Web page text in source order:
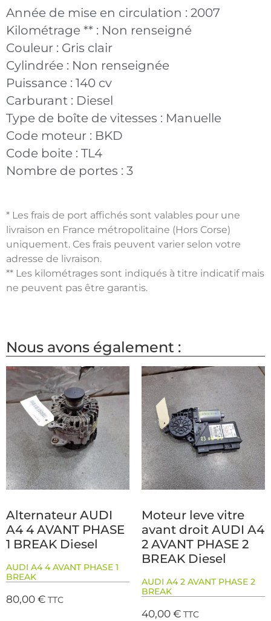
Année de mise en circulation : 2007
Kilométrage ** : Non renseigné
Couleur : Gris clair
Cylindrée : Non renseignée
Puissance : 140 cv
Carburant : Diesel
Type de boîte de vitesses : Manuelle
Code moteur : BKD
Code boite : TL4
Nombre de portes : 3
* Les frais de port affichés sont valables pour une
livraison en France métropolitaine (Hors Corse)
uniquement. Ces frais peuvent varier selon votre
adresse de livraison.
** Les kilométrages sont indiqués à titre indicatif mais
ne peuvent pas être garantis.
Nous avons également :
Alternateur AUDI
A4 4 AVANT PHASE
1 BREAK Diesel
AUDI A4 4 AVANT PHASE 1
BREAK
80,00€ TTC
Moteur leve vitre
avant droit AUDI A4
2 AVANT PHASE 2
BREAK Diesel
AUDI A4 2 AVANT PHASE 2
BREAK
40,00€ TTC